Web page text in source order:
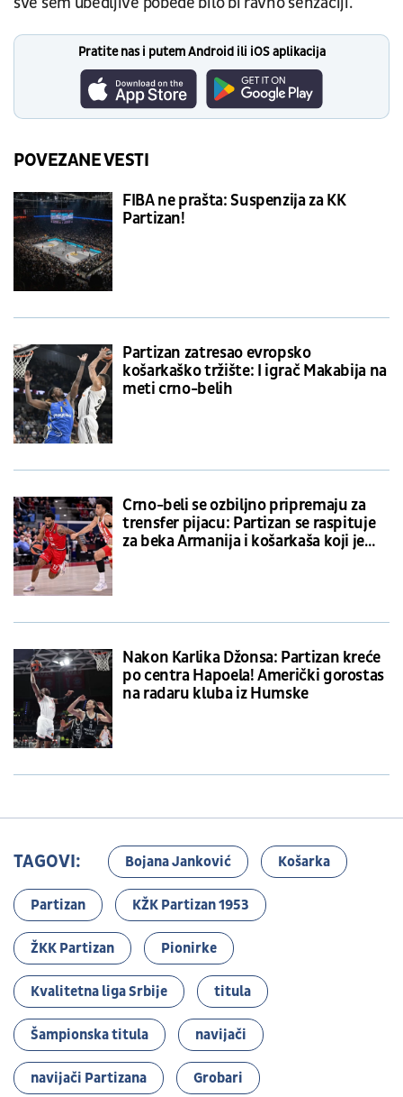
Pratite nas i putem Android ili iOS aplikacija
POVEZANE VESTI
FIBA ne prašta: Suspenzija za KK
Partizan!
Partizan zatresao evropsko
košarkaško tržište: I igrač Makabija na
meti crno-belih
Crno-beli se ozbiljno pripremaju za
trensfer pijacu: Partizan se raspituje
za beka Armanija i košarkaša koji je
Nakon Karlika Džonsa: Partizan kreće
po centra Hapoela! Američki gorostas
na radaru kluba iz Humske
TAGOVI: Bojana Janković Košarka
Partizan KŽK Partizan 1953
ŽKK Partizan Pionirke
Kvalitetna liga Srbije titula
Šampionska titula navijači
navijači Partizana Grobari